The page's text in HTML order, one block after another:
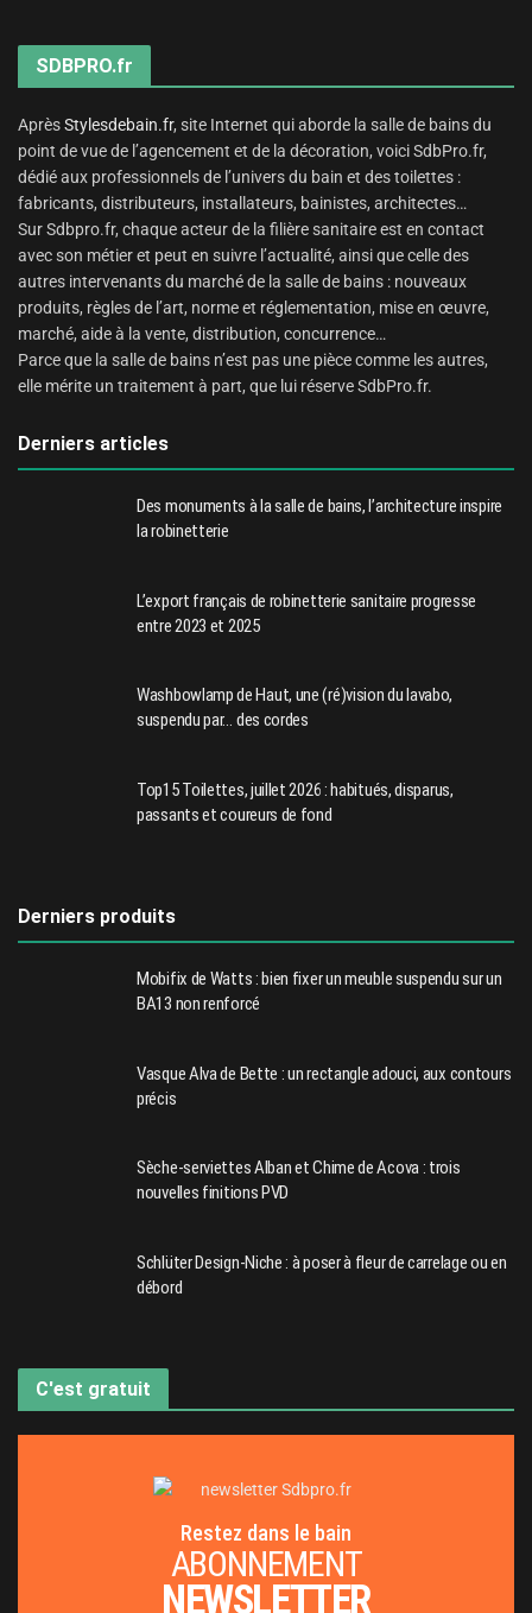
SDBPRO.fr
AprèsStylesdebain.fr, site Internet qui aborde la salle de bains du
point de vue de l’agencement et de la décoration, voici SdbPro.fr,
dédié aux professionnels de l’univers du bain et des toilettes :
fabricants, distributeurs, installateurs, bainistes, architectes…
Sur Sdbpro.fr, chaque acteur de la filière sanitaire est en contact
avec son métier et peut en suivre l’actualité, ainsi que celle des
autres intervenants du marché de la salle de bains : nouveaux
produits, règles de l’art, norme et réglementation, mise en œuvre,
marché, aide à la vente, distribution, concurrence…
Parce que la salle de bains n’est pas une pièce comme les autres,
elle mérite un traitement à part, que lui réserve SdbPro.fr.
Derniers articles
Des monuments à la salle de bains, l’architecture inspire
la robinetterie
L’export français de robinetterie sanitaire progresse
entre 2023 et 2025
Washbowlamp de Haut, une (ré)vision du lavabo,
suspendu par… des cordes
Top15 Toilettes, juillet 2026 : habitués, disparus,
passants et coureurs de fond
Derniers produits
Mobifix de Watts : bien fixer un meuble suspendu sur un
BA13 non renforcé
Vasque Alva de Bette : un rectangle adouci, aux contours
précis
Sèche-serviettes Alban et Chime de Acova : trois
nouvelles finitions PVD
Schlüter Design-Niche : à poser à fleur de carrelage ou en
débord
C'est gratuit
Restez dans le bain
ABONNEMENT
NEWSLETTER